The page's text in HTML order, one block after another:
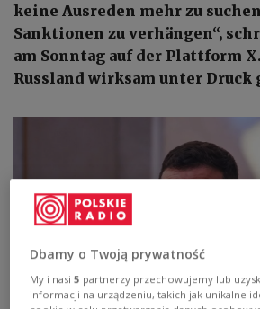
keine Ausreden mehr zu
Sanktionen zu verhängen“,
am Sonntag auf der Plattform
Russland wirksam unter Druck
Dbamy o Twoją prywatność
My i nasi5 partnerzy przechowujemy lub
informacji na urządzeniu, takich jak unikalne